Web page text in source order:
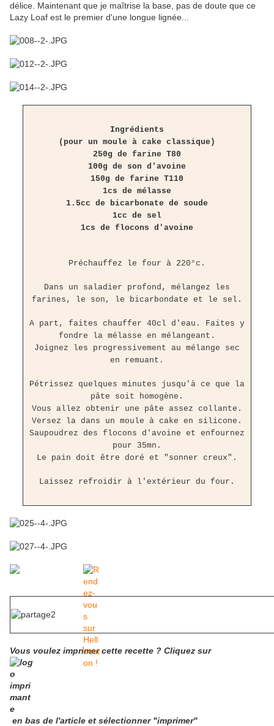
délice. Maintenant que je maîtrise la base, pas de doute que ce
Lazy Loaf est le premier d'une longue lignée...
Ingrédients
(pour un moule à cake classique)
250g de farine T80
100g de son d'avoine
150g de farine T110
1cs de mélasse
1.5cc de bicarbonate de soude
1cc de sel
1cs de flocons d'avoine
Préchauffez le four à 220°c.
Dans un saladier profond, mélangez les
farines, le son, le bicarbondate et le sel.
A part, faites chauffer 40cl d'eau. Faites y
fondre la mélasse en mélangeant.
Joignez les progressivement au mélange sec
en remuant.
Pétrissez quelques minutes jusqu'à ce que la
pâte soit homogène.
Vous allez obtenir une pâte assez collante.
Versez la dans un moule à cake en silicone.
Saupoudrez des flocons d'avoine et enfournez
pour 35mn.
Le pain doit être doré et "sonner creux".
Laissez refroidir à l'extérieur du four.
Vous voulez imprimer cette recette ? Cliquez sur
en bas de l'article et sélectionner "imprimer"